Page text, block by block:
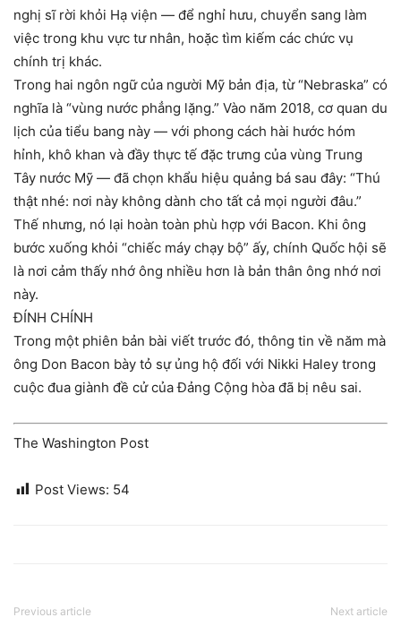
nghị sĩ rời khỏi Hạ viện — để nghỉ hưu, chuyển sang làm
việc trong khu vực tư nhân, hoặc tìm kiếm các chức vụ
chính trị khác.
Trong hai ngôn ngữ của người Mỹ bản địa, từ “Nebraska” có
nghĩa là “vùng nước phẳng lặng.” Vào năm 2018, cơ quan du
lịch của tiểu bang này — với phong cách hài hước hóm
hỉnh, khô khan và đầy thực tế đặc trưng của vùng Trung
Tây nước Mỹ — đã chọn khẩu hiệu quảng bá sau đây: “Thú
thật nhé: nơi này không dành cho tất cả mọi người đâu.”
Thế nhưng, nó lại hoàn toàn phù hợp với Bacon. Khi ông
bước xuống khỏi “chiếc máy chạy bộ” ấy, chính Quốc hội sẽ
là nơi cảm thấy nhớ ông nhiều hơn là bản thân ông nhớ nơi
này.
ĐÍNH CHÍNH
Trong một phiên bản bài viết trước đó, thông tin về năm mà
ông Don Bacon bày tỏ sự ủng hộ đối với Nikki Haley trong
cuộc đua giành đề cử của Đảng Cộng hòa đã bị nêu sai.
The Washington Post
Post Views: 54
Previous article Next article